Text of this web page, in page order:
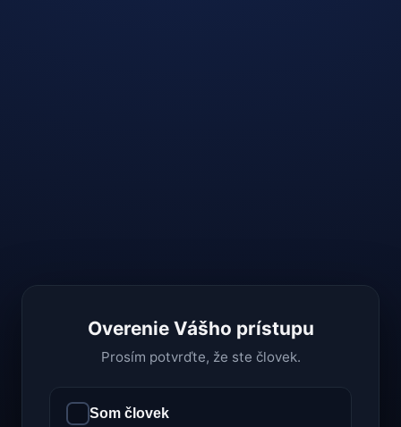
Overenie Vášho prístupu
Prosím potvrďte, že ste človek.
Som človek